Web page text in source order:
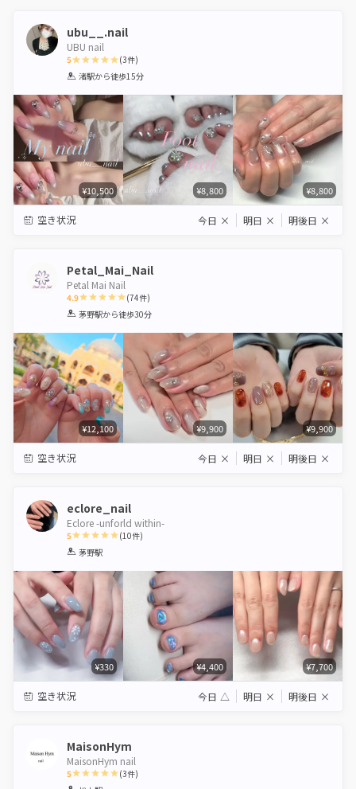
ubu__.nail
UBU nail
5
1 2 3 4 5
(3件)
渚駅から徒歩15分
¥10,500 ¥8,800 ¥8,800
空き状況 今日 × 明日 × 明後日 ×
Petal_Mai_Nail
Petal Mai Nail
4.9
1 2 3 4 5
(74件)
茅野駅から徒歩30分
¥12,100 ¥9,900 ¥9,900
空き状況 今日 × 明日 × 明後日 ×
eclore_nail
Eclore -unforld within-
5
1 2 3 4
(10件)
茅野駅
¥330 ¥4,400 ¥7,700
空き状況 今日 △ 明日 × 明後日 ×
MaisonHym
MaisonHym nail
5 (3件)